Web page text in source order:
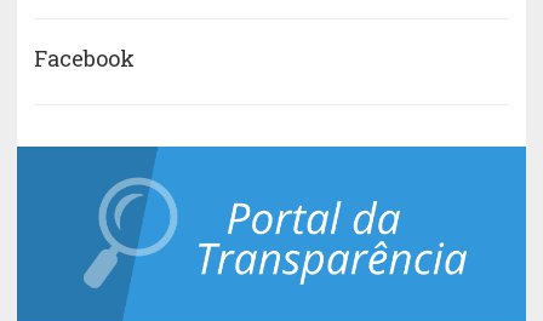
Facebook